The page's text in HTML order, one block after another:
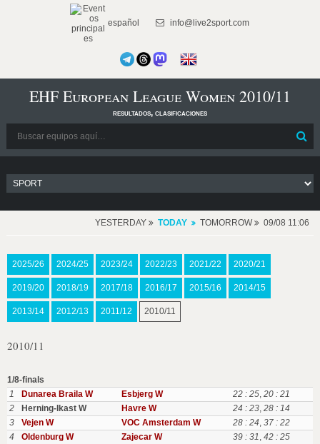
español info@live2sport.com
EHF European League Women 2010/11
resultados, clasificaciones
YESTERDAY TODAY TOMORROW 09/08 11:06
2025/26 2024/25 2023/24 2022/23 2021/22 2020/21
2019/20 2018/19 2017/18 2016/17 2015/16 2014/15
2013/14 2012/13 2011/12 2010/11
2010/11
1/8-finals
1
Dunarea Braila W Esbjerg W 22 : 25, 20 : 21
2
Herning-Ikast W Havre W 24 : 23, 28 : 14
3
Vejen W VOC Amsterdam W 28 : 24, 37 : 22
4
Oldenburg W Zajecar W 39 : 31, 42 : 25